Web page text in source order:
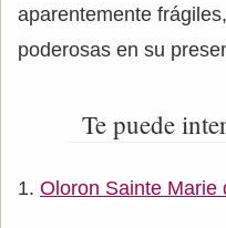
aparentemente
poderosas en su
Te puede
Oloron Sainte Marie